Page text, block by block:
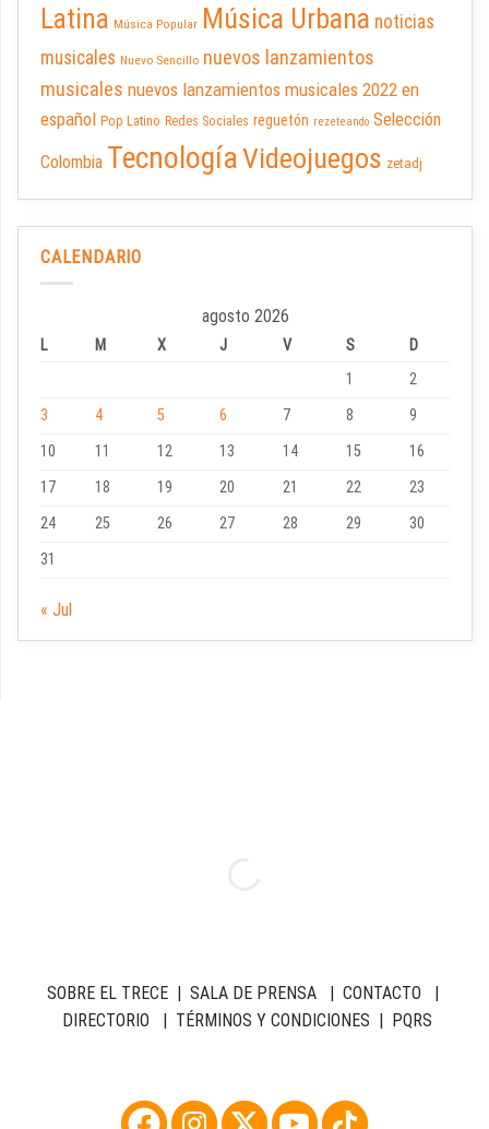
Latina Música Popular Música Urbana noticias
musicales Nuevo Sencillo nuevos lanzamientos
musicales nuevos lanzamientos musicales 2022 en
español Pop Latino Redes Sociales reguetón rezeteando Selección
Colombia TecnologíaVideojuegos zetadj
CALENDARIO
agosto 2026
L M X J V S
D
1
2
3
4 5 6 7 8
9
10
11 12 13 14 15
16
17
18 19 20 21 22
23
24
25 26 27 28 29
30
31
« Jul
SOBRE EL TRECE| SALA DE PRENSA| CONTACTO
DIRECTORIO
TÉRMINOS Y CONDICIONES PQRS